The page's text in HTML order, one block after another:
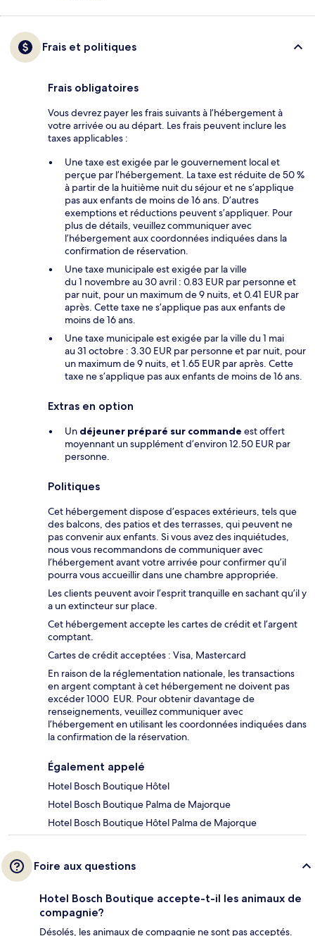
Frais et politiques
Frais obligatoires
Vous devrez payer les frais suivants à l’hébergement à
votre arrivée ou au départ. Les frais peuvent inclure les
taxes applicables :
Une taxe est exigée par le gouvernement local et
perçue par l’hébergement. La taxe est réduite de 50 %
à partir de la huitième nuit du séjour et ne s’applique
pas aux enfants de moins de 16 ans. D’autres
exemptions et réductions peuvent s’appliquer. Pour
plus de détails, veuillez communiquer avec
l’hébergement aux coordonnées indiquées dans la
confirmation de réservation.
Une taxe municipale est exigée par la ville
du 1 novembre au 30 avril : 0.83 EUR par personne et
par nuit, pour un maximum de 9 nuits, et 0.41 EUR par
après. Cette taxe ne s’applique pas aux enfants de
moins de 16 ans.
Une taxe municipale est exigée par la ville du 1 mai
au 31 octobre : 3.30 EUR par personne et par nuit, pour
un maximum de 9 nuits, et 1.65 EUR par après. Cette
taxe ne s’applique pas aux enfants de moins de 16 ans.
Extras en option
Un déjeuner préparé sur commande est offert
moyennant un supplément d’environ 12.50 EUR par
personne.
Politiques
Cet hébergement dispose d’espaces extérieurs, tels que
des balcons, des patios et des terrasses, qui peuvent ne
pas convenir aux enfants. Si vous avez des inquiétudes,
nous vous recommandons de communiquer avec
l’hébergement avant votre arrivée pour confirmer qu’il
pourra vous accueillir dans une chambre appropriée.
Les clients peuvent avoir l’esprit tranquille en sachant qu’il y
a un extincteur sur place.
Cet hébergement accepte les cartes de crédit et l’argent
comptant.
Cartes de crédit acceptées : Visa, Mastercard
En raison de la réglementation nationale, les transactions
en argent comptant à cet hébergement ne doivent pas
excéder 1000 EUR. Pour obtenir davantage de
renseignements, veuillez communiquer avec
l’hébergement en utilisant les coordonnées indiquées dans
la confirmation de la réservation.
Également appelé
Hotel Bosch Boutique Hôtel
Hotel Bosch Boutique Palma de Majorque
Hotel Bosch Boutique Hôtel Palma de Majorque
Foire aux questions
Hotel Bosch Boutique accepte-t-il les animaux de
compagnie?
Désolés, les animaux de compagnie ne sont pas acceptés.